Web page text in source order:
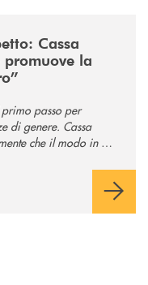
Cassa
promuove la
passo per
di genere. Cassa
che il modo in cui